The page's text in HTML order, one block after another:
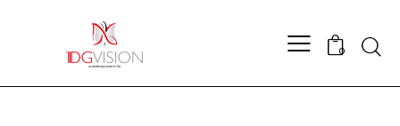
0